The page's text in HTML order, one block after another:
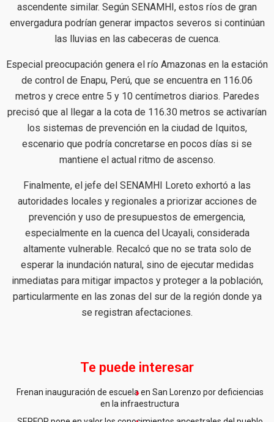
ascendente similar. Según SENAMHI, estos ríos de gran
envergadura podrían generar impactos severos si continúan
las lluvias en las cabeceras de cuenca.
Especial preocupación genera el río Amazonas en la estación
de control de Enapu, Perú, que se encuentra en 116.06
metros y crece entre 5 y 10 centímetros diarios. Paredes
precisó que al llegar a la cota de 116.30 metros se activarían
los sistemas de prevención en la ciudad de Iquitos,
escenario que podría concretarse en pocos días si se
mantiene el actual ritmo de ascenso.
Finalmente, el jefe del SENAMHI Loreto exhortó a las
autoridades locales y regionales a priorizar acciones de
prevención y uso de presupuestos de emergencia,
especialmente en la cuenca del Ucayali, considerada
altamente vulnerable. Recalcó que no se trata solo de
esperar la inundación natural, sino de ejecutar medidas
inmediatas para mitigar impactos y proteger a la población,
particularmente en las zonas del sur de la región donde ya
se registran afectaciones.
Te puede interesar
Frenan inauguración de escuela en San Lorenzo por deficiencias
en la infraestructura